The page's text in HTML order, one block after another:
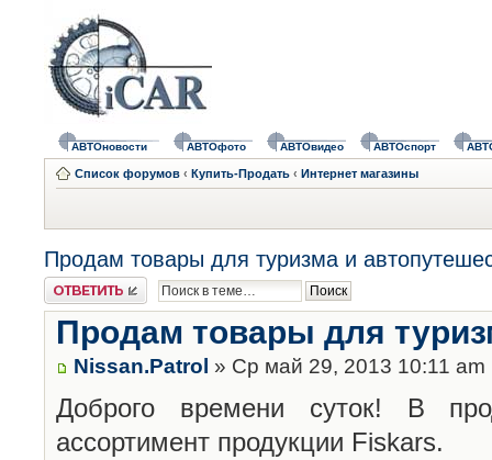
АВТОновости АВТОфото АВТОвидео АВТОспорт
Список форумов ‹ Купить-Продать ‹ Интернет магазины
Продам товары для туризма и
Ответить
Продам товары для
Nissan.Patrol » Ср май 29, 2013 10:11 am
Доброго времени суток! В
ассортимент продукции Fiskars.